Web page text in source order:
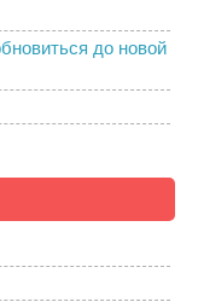
до новой